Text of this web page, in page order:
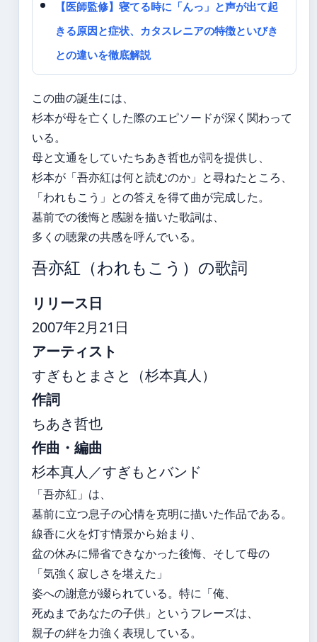
【医師監修】寝てる時に「んっ」と声が出て起
きる原因と症状、カタスレニアの特徴といびき
との違いを徹底解説
この曲の誕生には、
杉本が母を亡くした際のエピソードが深く関わって
いる。
母と文通をしていたちあき哲也が詞を提供し、
杉本が「吾亦紅は何と読むのか」と尋ねたところ、
「われもこう」との答えを得て曲が完成した。
墓前での後悔と感謝を描いた歌詞は、
多くの聴衆の共感を呼んでいる。
吾亦紅（われもこう）の歌詞
リリース日
2007年2月21日
アーティスト
すぎもとまさと（杉本真人）
作詞
ちあき哲也
作曲・編曲
杉本真人／すぎもとバンド
「吾亦紅」は、
墓前に立つ息子の心情を克明に描いた作品である。
線香に火を灯す情景から始まり、
盆の休みに帰省できなかった後悔、そして母の
「気強く寂しさを堪えた」
姿への謝意が綴られている。特に「俺、
死ぬまであなたの子供」というフレーズは、
親子の絆を力強く表現している。